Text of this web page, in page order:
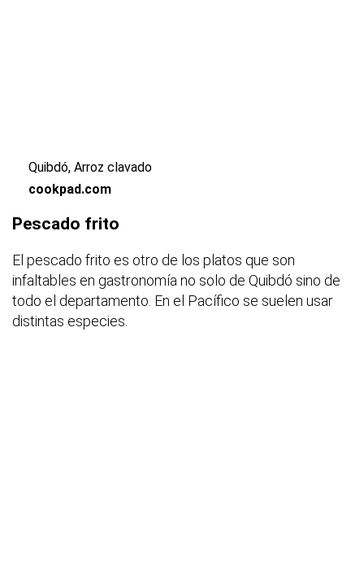
Quibdó, Arroz clavado
cookpad.com
Pescado frito
El pescado frito es otro de los platos que son
infaltables en gastronomía no solo de Quibdó sino de
todo el departamento. En el Pacífico se suelen usar
distintas especies.